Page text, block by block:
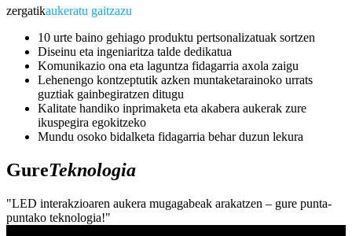
zergatikaukeratu gaitzazu
10 urte baino gehiago produktu pertsonalizatuak sortzen
Diseinu eta ingeniaritza talde dedikatua
Komunikazio ona eta laguntza fidagarria axola zaigu
Lehenengo kontzeptutik azken muntaketarainoko urrats
guztiak gainbegiratzen ditugu
Kalitate handiko inprimaketa eta akabera aukerak zure
ikuspegira egokitzeko
Mundu osoko bidalketa fidagarria behar duzun lekura
GureTeknologia
"LED interakzioaren aukera mugagabeak arakatzen – gure punta-
puntako teknologia!"